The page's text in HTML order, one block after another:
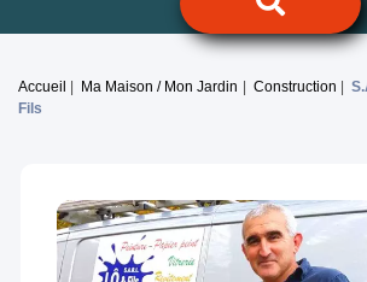
Accueil Ma Maison / Mon Jardin Construction
Fils